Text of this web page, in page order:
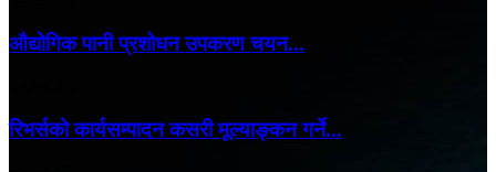
औद्योगिक पानी प्रशोधन उपकरण चयन...
रिभर्सको कार्यसम्पादन कसरी मूल्याङ्कन गर्ने...